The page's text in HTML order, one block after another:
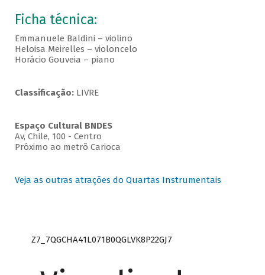
Ficha técnica:
Emmanuele Baldini – violino
Heloisa Meirelles – violoncelo
Horácio Gouveia – piano
Classificação:LIVRE
Espaço Cultural BNDES
Av, Chile, 100 - Centro
Próximo ao metrô Carioca
Veja as outras atrações do Quartas Instrumentais
Z7_7QGCHA41L071B0QGLVK8P22GJ7